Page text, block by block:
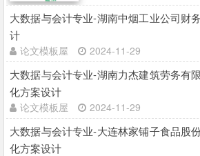
大数据与会计专业-湖南中烟工业公司财
计
论文模板屋 2024-11-29
大数据与会计专业-湖南力杰建筑劳务有
化方案设计
论文模板屋 2024-11-29
大数据与会计专业-大连林家铺子食品股
化方案设计